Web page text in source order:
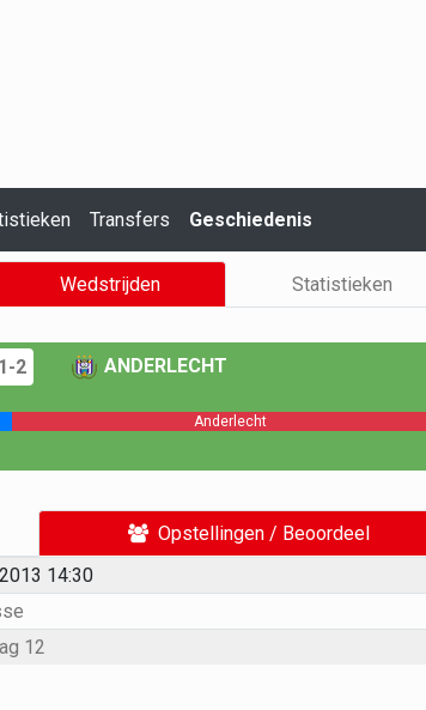
Transfers Geschiedenis
Wedstrijden Statistieken
1-2 ANDERLECHT
Anderlecht
Opstellingen / Beoordeel
14:30
12